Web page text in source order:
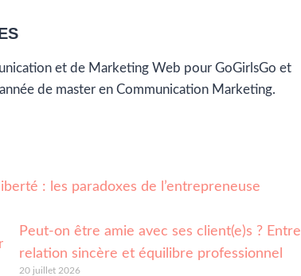
et de Marketing Web pour GoGirlsGo et
de master en Communication Marketing.
: les paradoxes de l’entrepreneuse
Peut-on être amie avec ses client(e)s ? Entre
relation sincère et équilibre professionnel
20 juillet 2026